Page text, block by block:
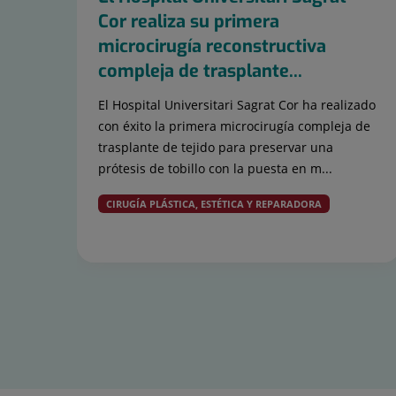
Cor realiza su primera
microcirugía reconstructiva
compleja de trasplante...
El Hospital Universitari Sagrat Cor ha realizado
con éxito la primera microcirugía compleja de
trasplante de tejido para preservar una
prótesis de tobillo con la puesta en m...
CIRUGÍA PLÁSTICA, ESTÉTICA Y REPARADORA